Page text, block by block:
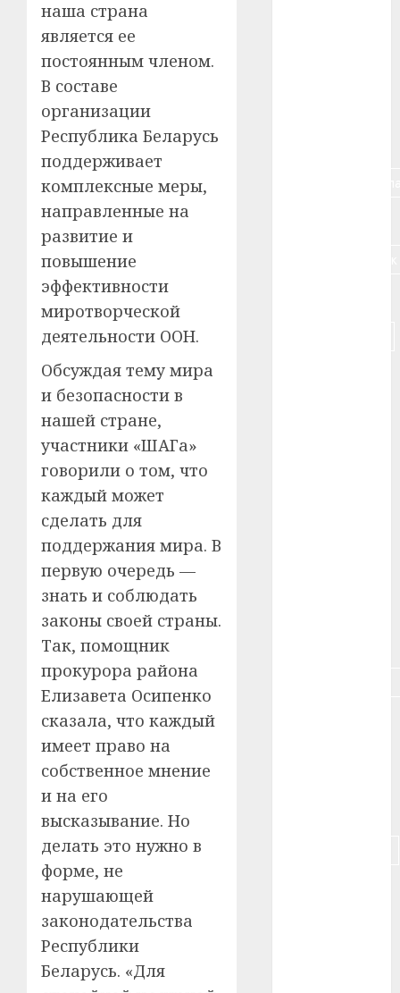
наша страна
является ее
постоянным членом.
В составе
организации
Республика Беларусь
поддерживает
комплексные меры,
направленные на
развитие и
повышение
эффективности
миротворческой
деятельности ООН.
Обсуждая тему мира
и безопасности в
нашей стране,
участники «ШАГа»
говорили о том, что
каждый может
сделать для
поддержания мира. В
первую очередь —
знать и соблюдать
законы своей страны.
Так, помощник
прокурора района
Елизавета Осипенко
сказала, что каждый
имеет право на
собственное мнение
и на его
высказывание. Но
делать это нужно в
форме, не
нарушающей
законодательства
Республики
Беларусь. «Для